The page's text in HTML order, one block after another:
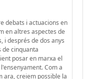
debats i actuacions en
en altres aspectes de
i després de dos anys
de cinquanta
posar en marxa el
Com a
ara, creiem possible la